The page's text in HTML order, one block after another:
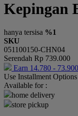
Okiedog
Paw Patrol
Peachy
Phanpy
Kepingan
hanya tersisa %1
SKU
051100150-CHN04
Serendah Rp 739.000
Earn 14.780 - 73.900
Use Installment
Available for :
home delivery
store pickup